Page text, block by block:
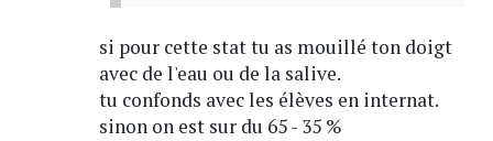
si pour cette stat tu as mouillé ton doigt
avec de l'eau ou de la salive.
tu confonds avec les élèves en internat.
sinon on est sur du 65 - 35 %